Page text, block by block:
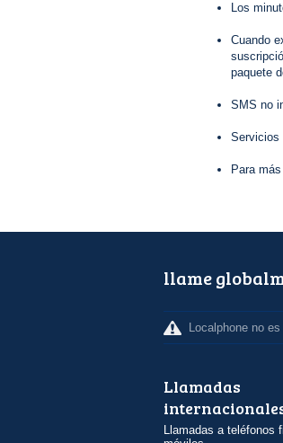
Los
Cuando
paquete
SMS no
Servicios
Para
llame
Localphone no
Llamadas
Llamadas a teléfonos